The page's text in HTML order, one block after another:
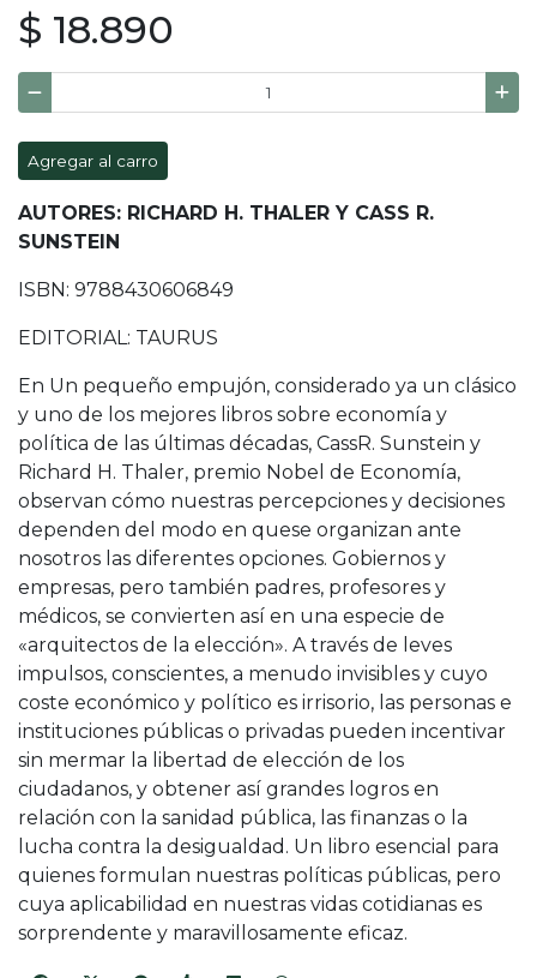
$ 18.890
Agregar al carro
AUTORES: RICHARD H. THALER Y CASS R.
SUNSTEIN
ISBN: 9788430606849
EDITORIAL: TAURUS
En Un pequeño empujón, considerado ya un clásico
y uno de los mejores libros sobre economía y
política de las últimas décadas, CassR. Sunstein y
Richard H. Thaler, premio Nobel de Economía,
observan cómo nuestras percepciones y decisiones
dependen del modo en quese organizan ante
nosotros las diferentes opciones. Gobiernos y
empresas, pero también padres, profesores y
médicos, se convierten así en una especie de
«arquitectos de la elección». A través de leves
impulsos, conscientes, a menudo invisibles y cuyo
coste económico y político es irrisorio, las personas e
instituciones públicas o privadas pueden incentivar
sin mermar la libertad de elección de los
ciudadanos, y obtener así grandes logros en
relación con la sanidad pública, las finanzas o la
lucha contra la desigualdad. Un libro esencial para
quienes formulan nuestras políticas públicas, pero
cuya aplicabilidad en nuestras vidas cotidianas es
sorprendente y maravillosamente eficaz.